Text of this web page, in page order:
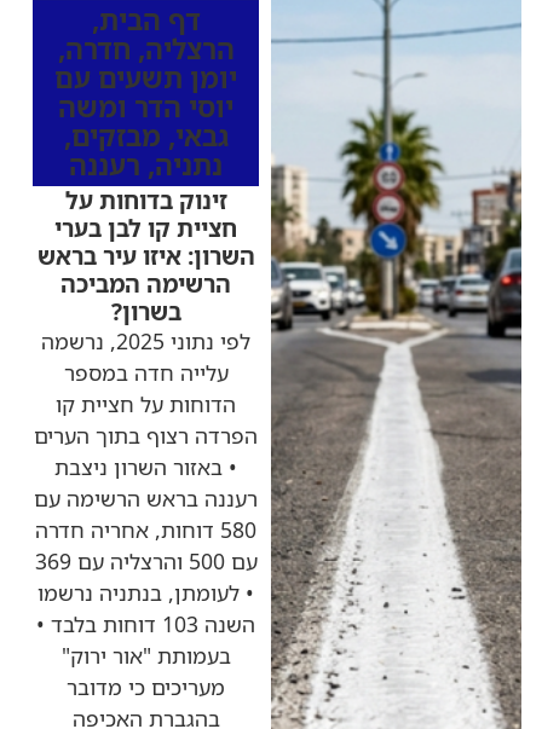
דף הבית,
הרצליה, חדרה,
יומן תשעים עם
יוסי הדר ומשה
גבאי, מבזקים,
נתניה, רעננה
זינוק בדוחות על
חציית קו לבן בערי
השרון: איזו עיר בראש
הרשימה המביכה
בשרון?
לפי נתוני 2025, נרשמה
עלייה חדה במספר
הדוחות על חציית קו
הפרדה רצוף בתוך הערים
• באזור השרון ניצבת
רעננה בראש הרשימה עם
580 דוחות, אחריה חדרה
עם 500 והרצליה עם 369
• לעומתן, בנתניה נרשמו
השנה 103 דוחות בלבד •
בעמותת "אור ירוק"
מעריכים כי מדובר
בהגברת האכיפה